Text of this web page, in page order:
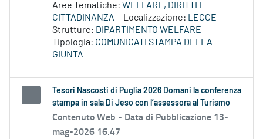
Aree Tematiche: WELFARE, DIRITTI E
CITTADINANZA
Localizzazione: LECCE
Strutture: DIPARTIMENTO WELFARE
Tipologia: COMUNICATI STAMPA DELLA
GIUNTA
Tesori Nascosti di Puglia 2026 Domani la conferenza
stampa in sala Di Jeso con l’assessora al Turismo
Contenuto Web - Data di Pubblicazione 13-
mag-2026 16.47